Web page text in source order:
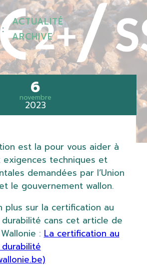
ACTUALITÉ
ARCHIVE
6
novembre
2023
est la pour vous aider à
exigences techniques et
demandées par l’Union
le gouvernement wallon.
plus sur la certification au
cans cet article de
: La certification au